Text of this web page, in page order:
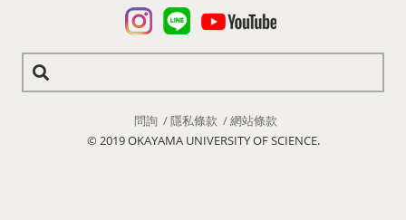
問詢 隱私條款
網站條款
© 2019 OKAYAMA UNIVERSITY OF SCIENCE.